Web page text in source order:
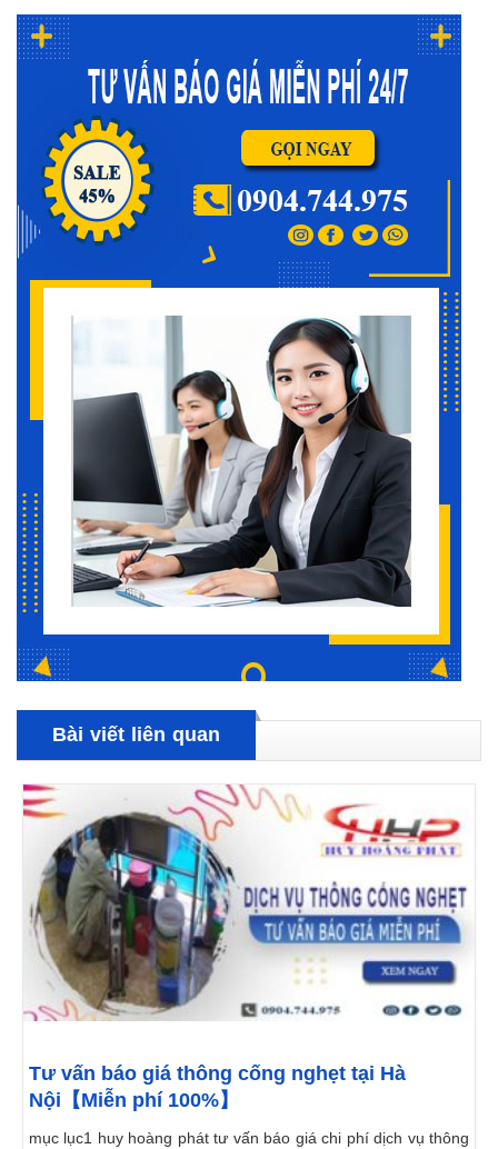
Bài viết liên quan
Tư vấn báo giá thông cống nghẹt tại Hà
Nội【Miễn phí 100%】
mục lục1 huy hoàng phát tư vấn báo giá chi phí dịch vụ thông